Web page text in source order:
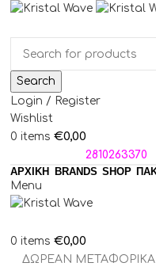
Search
Login / Register
Wishlist
0 items €0,00
2810263370
ΑΡΧΙΚΗ
BRANDS SHOP
Menu
0 items €0,00
ΔΩΡΕΑΝ ΜΕΤΑΦΟΡΙΚΑ